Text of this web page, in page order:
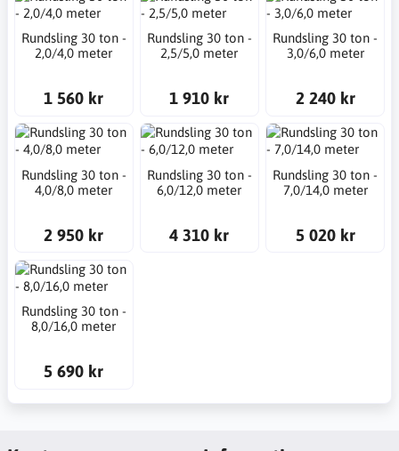
Rundsling 30 ton -
2,0/4,0 meter
1 560 kr
Rundsling 30 ton -
2,5/5,0 meter
1 910 kr
Rundsling 30 ton -
3,0/6,0 meter
2 240 kr
Rundsling 30 ton -
4,0/8,0 meter
2 950 kr
Rundsling 30 ton -
6,0/12,0 meter
4 310 kr
Rundsling 30 ton -
7,0/14,0 meter
5 020 kr
Rundsling 30 ton -
8,0/16,0 meter
5 690 kr